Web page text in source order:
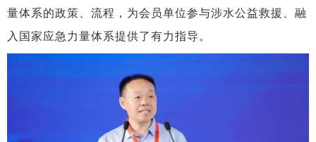
量体系的政策
流程， 为会员单位参与涉水公益救援、融
入国家应急 力量体系提供了有力指导 。